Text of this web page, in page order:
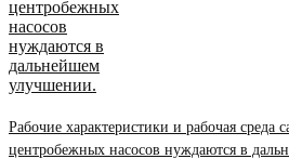
Рабочие характеристики и рабочая среда
центробежных насосов нуждаются в